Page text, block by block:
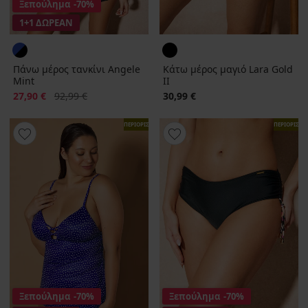
Ξεπούλημα -70%
1+1 ΔΩΡΕΑΝ
Πάνω μέρος τανκίνι Angele
Mint
Έκπτωση
27,90 € Αρχική τιμή
92,99 €
Κάτω μέρος μαγιό Lara Gold
II
30,99 €
ΠΕΡΙΟΡΙΣΜΕΝΑ
Ξεπούλημα -70%
Ξεπούλημα -70%